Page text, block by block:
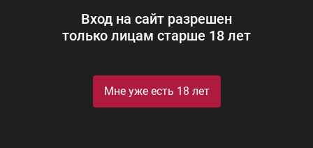
Вход на сайт разрешен
только лицам старше 18 лет
Мне уже есть 18 лет